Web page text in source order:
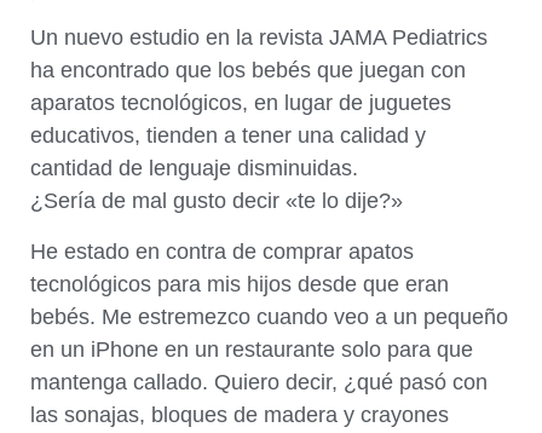
Un nuevo estudio en la revista JAMA Pediatrics
ha encontrado que los bebés que juegan con
aparatos tecnológicos, en lugar de juguetes
educativos, tienden a tener una calidad y
cantidad de lenguaje disminuidas.
¿Sería de mal gusto decir «te lo dije?»
He estado en contra de comprar apatos
tecnológicos para mis hijos desde que eran
bebés. Me estremezco cuando veo a un pequeño
en un iPhone en un restaurante solo para que
mantenga callado. Quiero decir, ¿qué pasó con
las sonajas, bloques de madera y crayones